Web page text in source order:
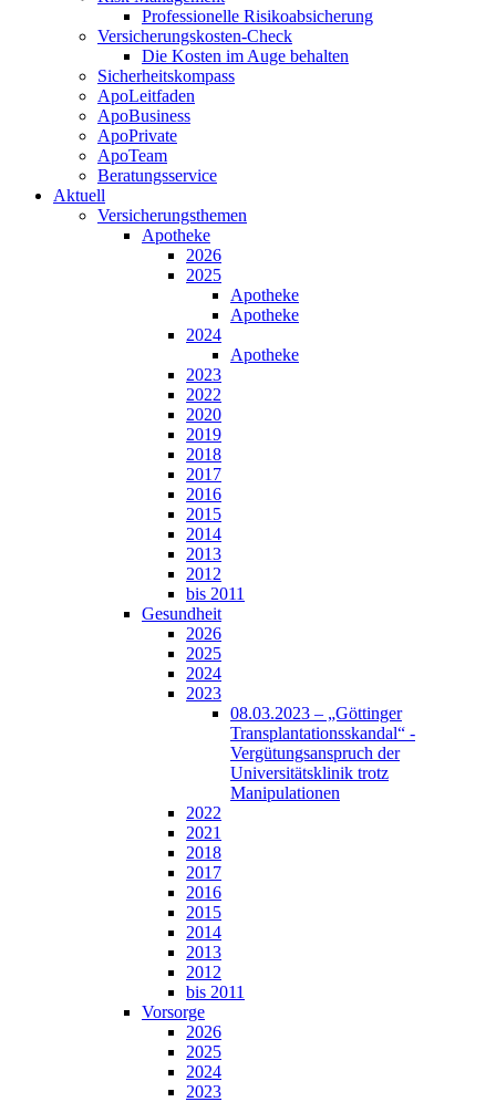
Professionelle Risikoabsicherung
Versicherungskosten-Check
Die Kosten im Auge behalten
Sicherheitskompass
ApoLeitfaden
ApoBusiness
ApoPrivate
ApoTeam
Beratungsservice
Aktuell
Versicherungsthemen
Apotheke
2026
2025
Apotheke
Apotheke
2024
Apotheke
2023
2022
2020
2019
2018
2017
2016
2015
2014
2013
2012
bis 2011
Gesundheit
2026
2025
2024
2023
08.03.2023 – „Göttinger
Transplantationsskandal“ -
Vergütungsanspruch der
Universitätsklinik trotz
Manipulationen
2022
2021
2018
2017
2016
2015
2014
2013
2012
bis 2011
Vorsorge
2026
2025
2024
2023